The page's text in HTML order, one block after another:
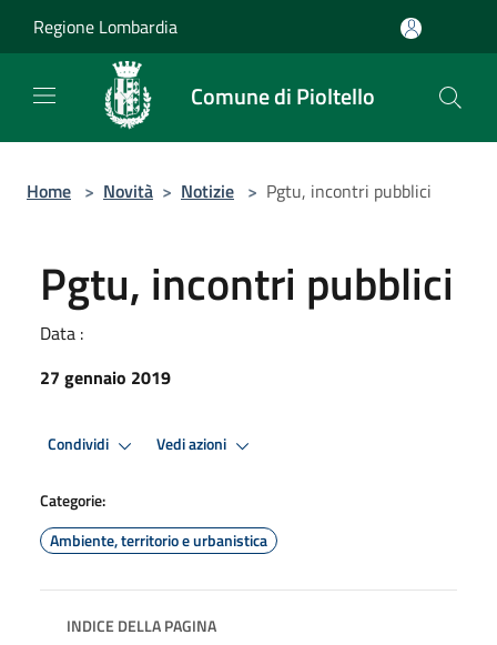
Regione Lombardia
Comune di Pioltello
Home > Novità > Notizie > Pgtu, incontri pubblici
Pgtu, incontri pubblici
Data :
27 gennaio 2019
Condividi Vedi azioni
Categorie:
Ambiente, territorio e urbanistica
INDICE DELLA PAGINA